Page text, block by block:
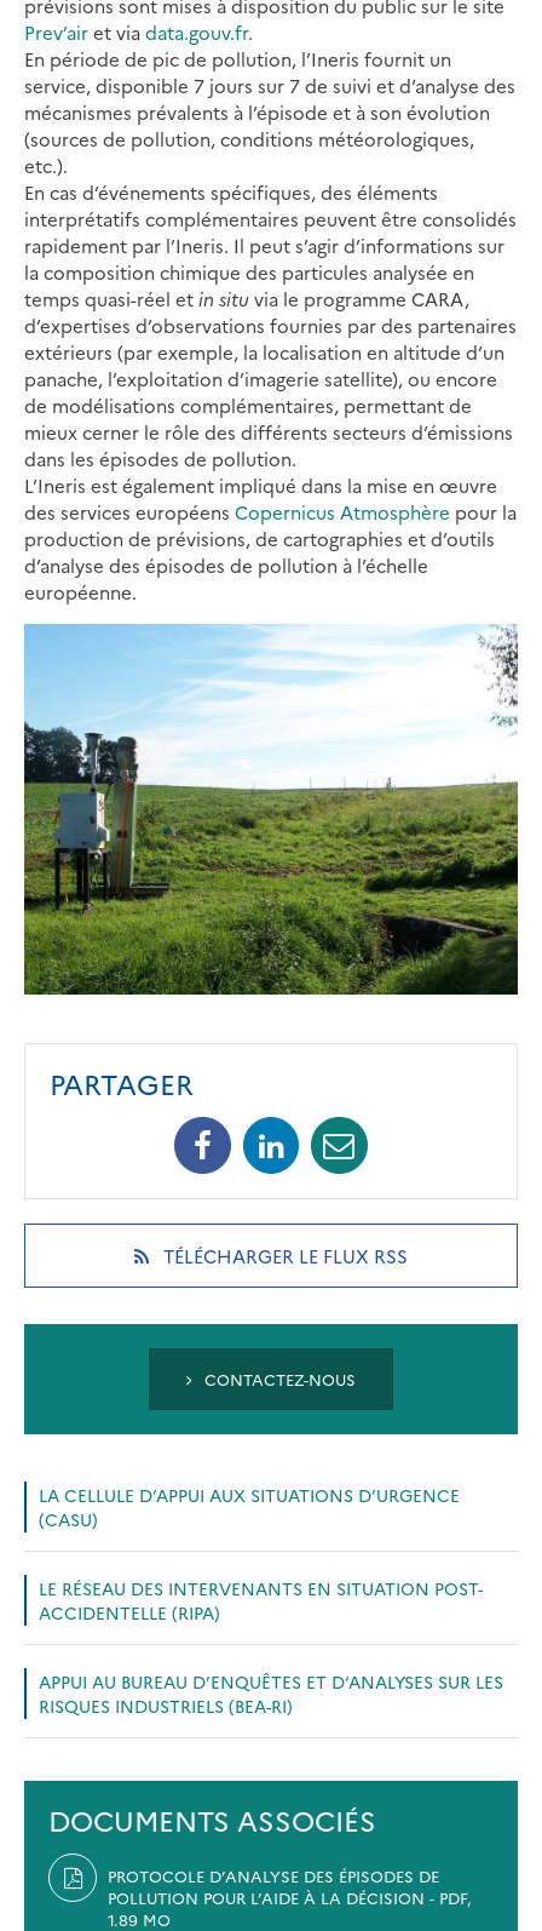
prévisions sont mises à disposition du public sur le site
Prev’airet viadata.gouv.fr.
En période de pic de pollution, l’Ineris fournit un
service, disponible 7 jours sur 7 de suivi et d’analyse des
mécanismes prévalents à l’épisode et à son évolution
(sources de pollution, conditions météorologiques,
etc.).
En cas d’événements spécifiques, des éléments
interprétatifs complémentaires peuvent être consolidés
rapidement par l’Ineris. Il peut s’agir d’informations sur
la composition chimique des particules analysée en
temps quasi-réel etin situvia le programme CARA,
d’expertises d’observations fournies par des partenaires
extérieurs (par exemple, la localisation en altitude d’un
panache, l’exploitation d’imagerie satellite), ou encore
de modélisations complémentaires, permettant de
mieux cerner le rôle des différents secteurs d’émissions
dans les épisodes de pollution.
L’Ineris est également impliqué dans la mise en œuvre
des services européens Copernicus Atmosphère pour la
production de prévisions, de cartographies et d’outils
d’analyse des épisodes de pollution à l’échelle
européenne.
PARTAGER
Facebook
(opens
a
new
tab)
Linkedin
(opens
a
new
tab)
Mail
(opens
a
new
tab)
TÉLÉCHARGER LE FLUX RSS(OPENS
NEW
CONTACTEZ-NOUS
LA CELLULE D’APPUI AUX SITUATIONS D’URGENCE
(CASU)
LE RÉSEAU DES INTERVENANTS EN SITUATION POST-
ACCIDENTELLE (RIPA)
APPUI AU BUREAU D’ENQUÊTES ET D‘ANALYSES SUR LES
RISQUES INDUSTRIELS (BEA-RI)
DOCUMENTS ASSOCIÉS
PROTOCOLE D’ANALYSE DES ÉPISODES DE
POLLUTION POUR L’AIDE À LA DÉCISION - PDF,
1.89 MO